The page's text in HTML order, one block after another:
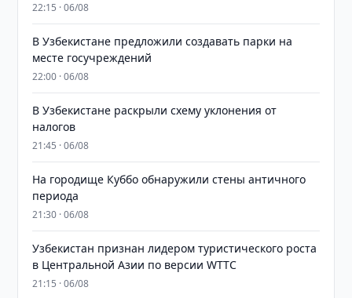
22:15 · 06/08
В Узбекистане предложили создавать парки на
месте госучреждений
22:00 · 06/08
В Узбекистане раскрыли схему уклонения от
налогов
21:45 · 06/08
На городище Куббо обнаружили стены античного
периода
21:30 · 06/08
Узбекистан признан лидером туристического роста
в Центральной Азии по версии WTTC
21:15 · 06/08